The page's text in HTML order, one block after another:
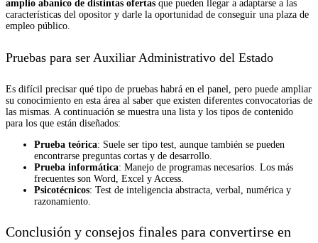
amplio abanico de distintas ofertas que pueden llegar a adaptarse a las
características del opositor y darle la oportunidad de conseguir una plaza de
empleo público.
Pruebas para ser Auxiliar Administrativo del Estado
Es difícil precisar qué tipo de pruebas habrá en el panel, pero puede ampliar
su conocimiento en esta área al saber que existen diferentes convocatorias de
las mismas. A continuación se muestra una lista y los tipos de contenido
para los que están diseñados:
Prueba teórica: Suele ser tipo test, aunque también se pueden
encontrarse preguntas cortas y de desarrollo.
Prueba informática: Manejo de programas necesarios. Los más
frecuentes son Word, Excel y Access.
Psicotécnicos: Test de inteligencia abstracta, verbal, numérica y
razonamiento.
Conclusión y consejos finales para convertirse en